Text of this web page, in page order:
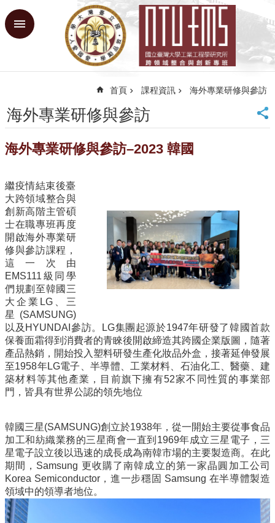
跳到主要內容區塊
進
首
頁
大
網
站
導
覽
課
資
訊
招
生
資
訊
學
習
訊
息
與
活
動
關
首頁 課程資訊 海外專業研修與參訪
海外專業研修與參訪
海外專業研修與參訪–2023 韓國
繼疫情結束後臺
大跨領域整合與
創新高階主管碩
士在職專班再度
開啟海外專業研
修與參訪課程，
這一次由
EMS111級同學
們規劃至韓國三
大企業LG、三
星(SAMSUNG)
以及HYUNDAI參訪。LG集團起源於1947年研發了韓國首款
保養面霜得到消費者的青睞後開啟締造其跨國企業版圖，隨著
產品熱銷，開始投入塑料研發生產化妝品外盒，接著延伸發展
至1958年LG電子、半導體、工業材料、石油化工、醫藥、建
築材料等其他產業，目前旗下擁有52家不同性質的事業部
門，皆具有世界公認的領先地位
韓國三星(SAMSUNG)創立於1938年，從一開始主要從事食品
加工和紡織業務的三星商會一直到1969年成立三星電子，三
星電子設立後以迅速的成長成為南韓市場的主要製造商。在此
期間，Samsung 更收購了南韓成立的第一家晶圓加工公司
Korea Semiconductor，進一步穩固 Samsung 在半導體製造
領域中的領導者地位。